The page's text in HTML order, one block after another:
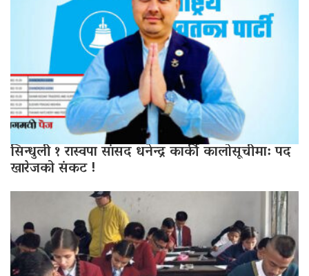
सिन्धुली १ रास्वपा सांसद धनेन्द्र कार्की कालोसूचीमा: पद
खारेजको संकट !